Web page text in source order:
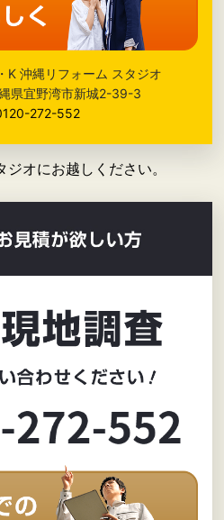
K 沖縄リフォーム スタジオ
県宜野湾市新城2-39-3
272-552
オにお越しください。